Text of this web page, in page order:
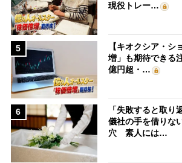
現役トレー…
5
【キオクシア・シ
増」も期待できる
億円超・…
6
「失敗すると取り
儀社の手を借りな
穴 素人には…